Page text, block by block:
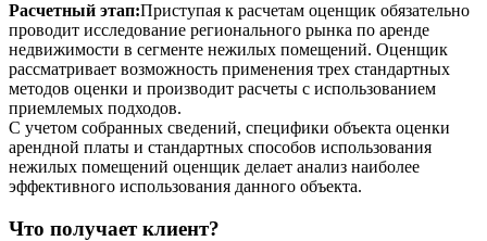
Расчетный этап:Приступая к расчетам оценщик обязательно
проводит исследование регионального рынка по аренде
недвижимости в сегменте нежилых помещений. Оценщик
рассматривает возможность применения трех стандартных
методов оценки и производит расчеты с использованием
приемлемых подходов.
С учетом собранных сведений, специфики объекта оценки
арендной платы и стандартных способов использования
нежилых помещений оценщик делает анализ наиболее
эффективного использования данного объекта.
Что получает клиент?